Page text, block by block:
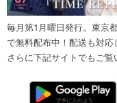
毎月第1月曜日発行。東京
で無料配布中！配送も対応
さらに下記サイトでもご覧